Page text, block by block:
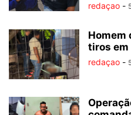
redaçao -
Homem
tiros em
redaçao -